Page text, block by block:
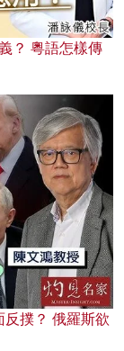
？ 粵語怎樣傳
撲？ 俄羅斯欲